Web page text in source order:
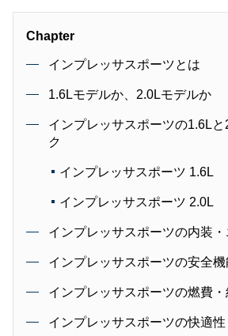
Chapter
インプレッサスポーツとは
1.6Lモデルか、2.0Lモデルか
インプレッサスポーツの1.6L
ク
インプレッサスポーツ 1.6L
インプレッサスポーツ 2.0L
インプレッサスポーツの内装
インプレッサスポーツの安全機
インプレッサスポーツの燃費
インプレッサスポーツの快適